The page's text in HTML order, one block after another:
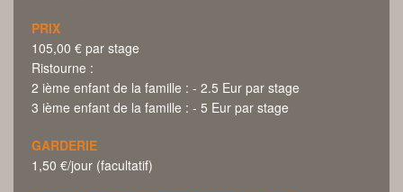
PRIX
105,00 € par stage
Ristourne :
2 ième enfant de la famille : - 2.5 Eur par stage
3 ième enfant de la famille : - 5 Eur par stage
GARDERIE
1,50 €/jour (facultatif)